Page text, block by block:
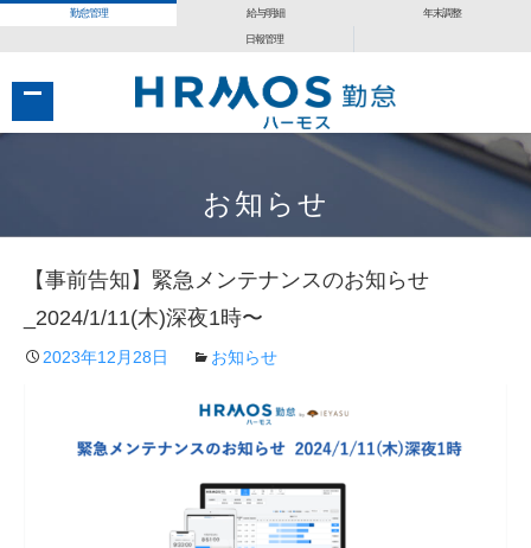
勤怠管理 給与明細 年末調整
日報管理
お知らせ
【事前告知】緊急メンテナンスのお知らせ
_2024/1/11(木)深夜1時〜
2023年12月28日 お知らせ